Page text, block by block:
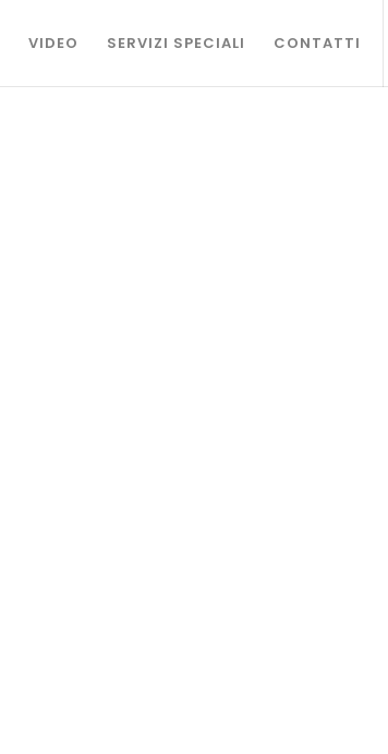
VIDEO SERVIZI SPECIALI CONTATTI